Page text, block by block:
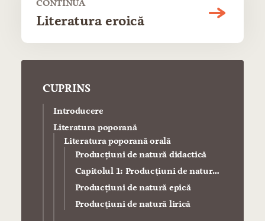
CONTINUĂ
Literatura eroică
CUPRINS
Introducere
Literatura poporană
Literatura poporană orală
Producţiuni de natură didactică
Capitolul 1: Producţiuni de natură
dramatică
Producţiuni de natură epică
Producţiuni de natură lirică